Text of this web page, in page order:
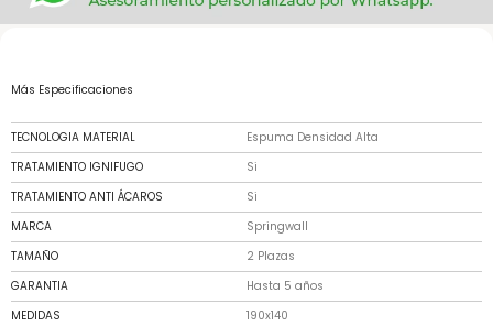
Más Especificaciones
TECNOLOGIA MATERIAL
Espuma Densidad Alta
TRATAMIENTO IGNIFUGO
Si
TRATAMIENTO ANTI ÁCAROS
Si
MARCA
Springwall
TAMAÑO
2 Plazas
GARANTIA
Hasta 5 años
MEDIDAS
190x140